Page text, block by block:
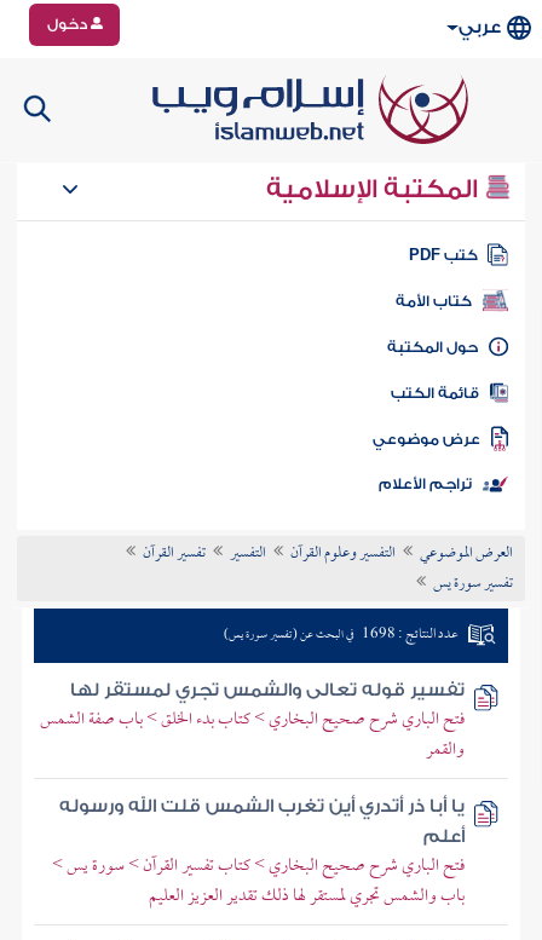
عربي دخول
المكتبة الإسلامية
كتب PDF
كتاب الأمة
المكتبة
الكتب
موضوعي
تراجم الأعلام
العرض الموضوعي التفسير وعلوم القرآن التفسير
تفسير القرآن
تفسير سورة يس
عدد النتائج : 1698 في البحث عن (تفسير سورة يس)
تفسير قوله تعالى والشمس تجري لمستقر لها
فتح الباري شرح صحيح البخاري > كتاب بدء الخلق > باب صفة الشمس
والقمر
يا أبا ذر أتدري أين تغرب الشمس قلت الله ورسوله
أعلم
فتح الباري شرح صحيح البخاري > كتاب تفسير القرآن > سورة يس >
باب والشمس تجري لمستقر لها ذلك تقدير العزيز العليم